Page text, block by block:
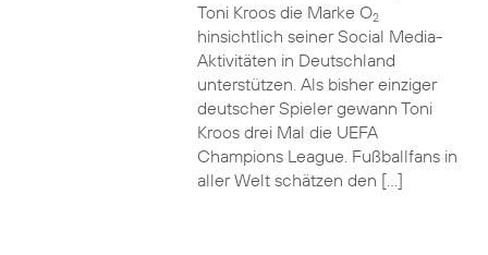
Toni Kroos die Marke O2
hinsichtlich seiner Social Media-
Aktivitäten in Deutschland
unterstützen. Als bisher einziger
deutscher Spieler gewann Toni
Kroos drei Mal die UEFA
Champions League. Fußballfans in
aller Welt schätzen den […]